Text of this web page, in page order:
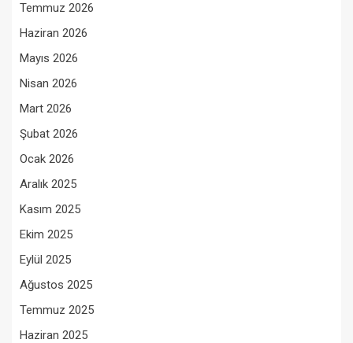
Temmuz 2026
Haziran 2026
Mayıs 2026
Nisan 2026
Mart 2026
Şubat 2026
Ocak 2026
Aralık 2025
Kasım 2025
Ekim 2025
Eylül 2025
Ağustos 2025
Temmuz 2025
Haziran 2025